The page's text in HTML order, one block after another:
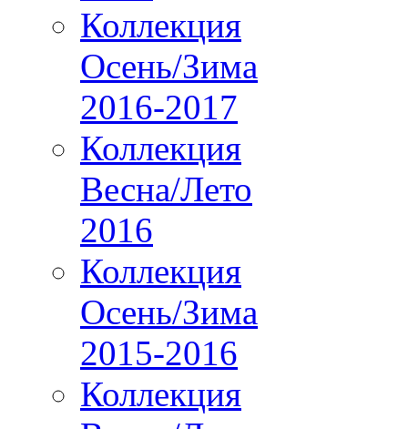
Коллекция
Осень/Зима
2016-2017
Коллекция
Весна/Лето
2016
Коллекция
Осень/Зима
2015-2016
Коллекция